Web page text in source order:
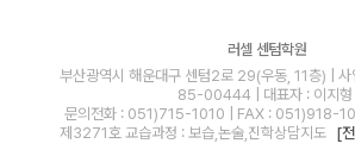
러셀 센텀학원
부산광역시 해운대구 센텀2로 29(우동, 11층) |
85-00444 | 대표자 : 이지형
문의전화 : 051)715-1010 | FAX : 051)918-
제3271호 교습과정 : 보습,논술,진학상담지도
[